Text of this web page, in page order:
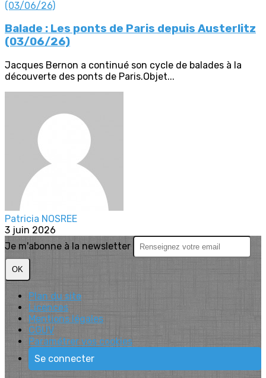
Balade : Les ponts de Paris depuis Austerlitz
(03/06/26)
Jacques Bernon a continué son cycle de balades à la
découverte des ponts de Paris.Objet...
Patricia NOSREE
3 juin 2026
Je m'abonne à la newsletter
OK
Plan du site
Licences
Mentions légales
CGUV
Paramétrer vos cookies
Se connecter